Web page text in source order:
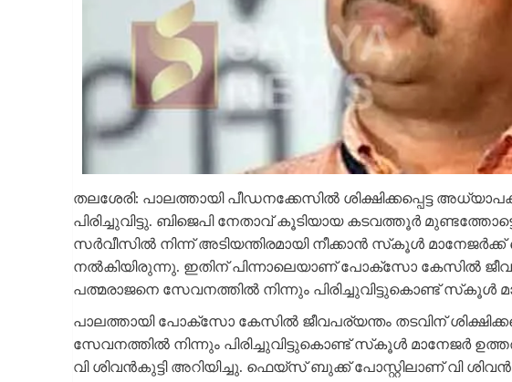
തലശേരി: പാലത്തായി പീഡനക്കേസില്‍ ശിക്ഷിക്കപ്പെട്ട
പിരിച്ചുവിട്ടു. ബിജെപി നേതാവ് കൂടിയായ കടവത്തൂര്‍
സര്‍വീസില്‍ നിന്ന് അടിയന്തിരമായി നീക്കാന്‍ സ്‌കൂള്‍
നല്‍കിയിരുന്നു. ഇതിന് പിന്നാലെയാണ് പോക്‌സോ കേസില്‍
പത്മരാജനെ സേവനത്തില്‍ നിന്നും പിരിച്ചുവിട്ടുകൊണ്ട് സ്‌കൂള്‍
പാലത്തായി പോക്‌സോ കേസില്‍ ജീവപര്യന്തം തടവിന്
സേവനത്തില്‍ നിന്നും പിരിച്ചുവിട്ടുകൊണ്ട് സ്‌കൂള്‍ മാനേജര്‍
വി ശിവന്‍കുട്ടി അറിയിച്ചു. ഫെയ്‌സ് ബുക്ക് പോസ്റ്റിലാണ് വി